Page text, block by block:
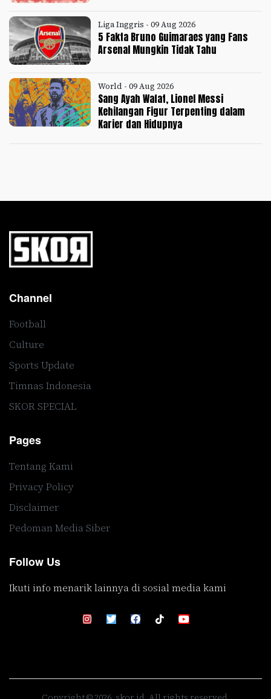
Liga Inggris - 09 Aug 2026
5 Fakta Bruno Guimaraes yang Fans
Arsenal Mungkin Tidak Tahu
World - 09 Aug 2026
Sang Ayah Wafat, Lionel Messi
Kehilangan Figur Terpenting dalam
Karier dan Hidupnya
Channel
Football
Culture
Sports Update
Timnas Indonesia
SKOR SPECIAL
Pages
Tentang Kami
Privacy Policy
Disclaimer
Pedoman Media Siber
Follow Us
Ikuti info menarik lainnya di sosial media kami